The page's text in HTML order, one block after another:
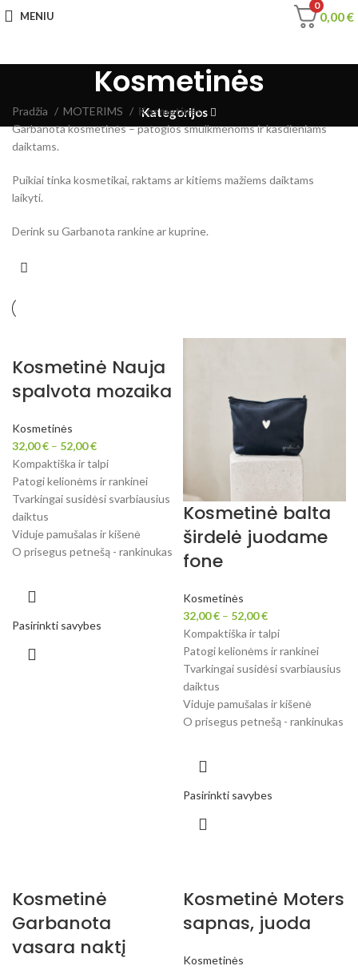
MENIU
0
0,00€
Kosmetinės
Kategorijos
Pradžia MOTERIMS
Kosmetinės
Garbanota kosmetinės – patogios smulkmenoms ir kasdieniams
daiktams.
Puikiai tinka kosmetikai, raktams ar kitiems mažiems daiktams
laikyti.
Derink su Garbanota rankine ar kuprine.
Kosmetinė Nauja
spalvota mozaika
Kosmetinės
32,00€ – 52,00€
Kompaktiška ir talpi
Patogi kelionėms ir rankinei
Tvarkingai susidėsi svarbiausius
daiktus
Viduje pamušalas ir kišenė
O prisegus petnešą - rankinukas
Pasirinkti savybes
Kosmetinė balta
širdelė juodame
fone
Kosmetinės
32,00€ – 52,00€
Kompaktiška ir talpi
Patogi kelionėms ir rankinei
Tvarkingai susidėsi svarbiausius
daiktus
Viduje pamušalas ir kišenė
O prisegus petnešą - rankinukas
Pasirinkti savybes
Kosmetinė
Garbanota
vasara naktį
Kosmetinė Moters
sapnas, juoda
Kosmetinės